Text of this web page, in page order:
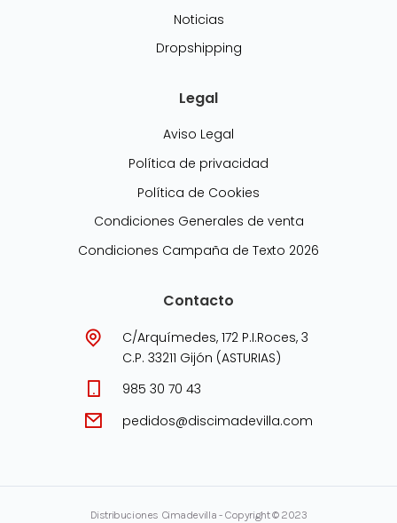
Noticias
Dropshipping
Legal
Aviso Legal
Política de privacidad
Política de Cookies
Condiciones Generales de venta
Condiciones Campaña de Texto 2026
Contacto
C/Arquímedes, 172 P.I.Roces, 3
C.P. 33211 Gijón (ASTURIAS)
985 30 70 43
pedidos@discimadevilla.com
Distribuciones Cimadevilla - Copyright © 2023